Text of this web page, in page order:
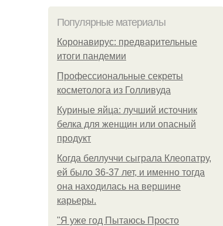
Популярные материалы
Коронавирус: предварительные
итоги пандемии
Профессиональные секреты
косметолога из Голливуда
Куриные яйца: лучший источник
белка для женщин или опасный
продукт
Когда беллуччи сыграла Клеопатру,
ей было 36-37 лет, и именно тогда
она находилась на вершине
карьеры.
"Я уже год Пытаюсь Просто